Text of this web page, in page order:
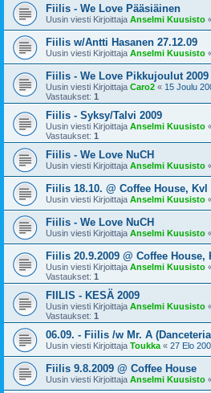
Fiilis - We Love Pääsiäinen
Uusin viesti Kirjoittaja Anselmi Kuusisto
Fiilis w/Antti Hasanen 27.12.09
Uusin viesti Kirjoittaja Anselmi Kuusisto
Fiilis - We Love Pikkujoulut 2009
Uusin viesti Kirjoittaja Caro2 « 15 Joulu
Vastaukset: 1
Fiilis - Syksy/Talvi 2009
Uusin viesti Kirjoittaja Anselmi Kuusisto
Vastaukset: 1
Fiilis - We Love NuCH
Uusin viesti Kirjoittaja Anselmi Kuusisto
Fiilis 18.10. @ Coffee House, Kvl
Uusin viesti Kirjoittaja Anselmi Kuusisto
Fiilis - We Love NuCH
Uusin viesti Kirjoittaja Anselmi Kuusisto
Fiilis 20.9.2009 @ Coffee House,
Uusin viesti Kirjoittaja Anselmi Kuusisto
Vastaukset: 1
FIILIS - KESÄ 2009
Uusin viesti Kirjoittaja Anselmi Kuusisto
Vastaukset: 1
06.09. - Fiilis /w Mr. A
Uusin viesti Kirjoittaja Toukka « 27 Elo
Fiilis 9.8.2009 @ Coffee House
Uusin viesti Kirjoittaja Anselmi Kuusisto